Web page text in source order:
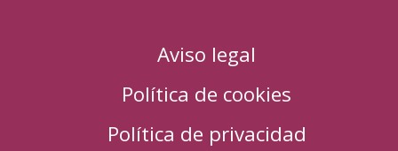
Aviso legal
Política de cookies
Política de privacidad